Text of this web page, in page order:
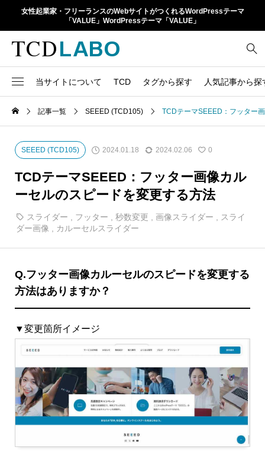
女性起業家・フリーランスのWebサイトがつくれるWordPressテーマ
「VALUE」WordPressテーマ「VALUE」
当サイトについて TCD タグから探す 人気記事から探
Google Map
14
iframe 17
SNSアイコン
ラグイン
TCD LABOとは
TCDテーマ一覧
ファイルの編集方法
WordPressテーマ比較
人気ランキング
アップデート情報
よくあるご質問
記事一覧 SEEED (TCD105) TCDテーマSEEED：フッター
SEEED (TCD105) 2024.01.18 2024.02.06 0
TCDテーマSEEED：フッター画像カル
ーセルのスピードを変更する方法
スライダー フッター 秒数変更 画像スライダー
スライ
ダー画像 , カルーセルスライダー
Q.フッター画像カルーセルのスピードを変更する
方法はありますか？
▼変更箇所イメージ